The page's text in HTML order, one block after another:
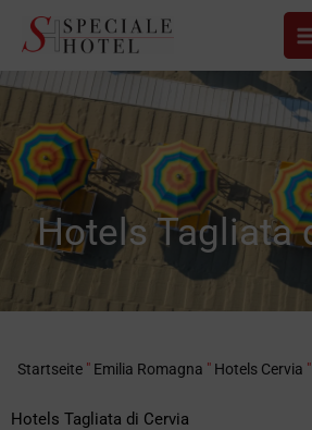
Inhalt
springen
Hotels Tagliata
Startseite " Emilia Romagna " Hotels Cervia "
Hotels Tagliata di Cervia